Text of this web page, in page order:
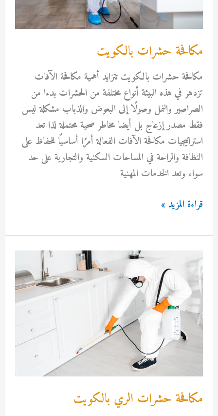
مكافحة حشرات بالكويت
مكافحة حشرات بالكويت تتزايد أهمية مكافحة الآفات
تزدهر في هذه البيئة أنواع مختلفة من الحشرات بدءا من
الصراصير والنمل وصولًا إلى البعوض والذباب مشكلة ليس
فقط مصدر إزعاج بل أيضا مخاطر صحية محتملة لذا تعد
استراتيجيات مكافحة الآفات الفعالة أمرًا أساسيًا للحفاظ على
النظافة والراحة في المساحات السكنية والتجارية على حد
سواء وتعد الخدمات المهنية
مكافحة
بالكويت
قراءة المزيد »
مكافحة حشرات الري بالكويت